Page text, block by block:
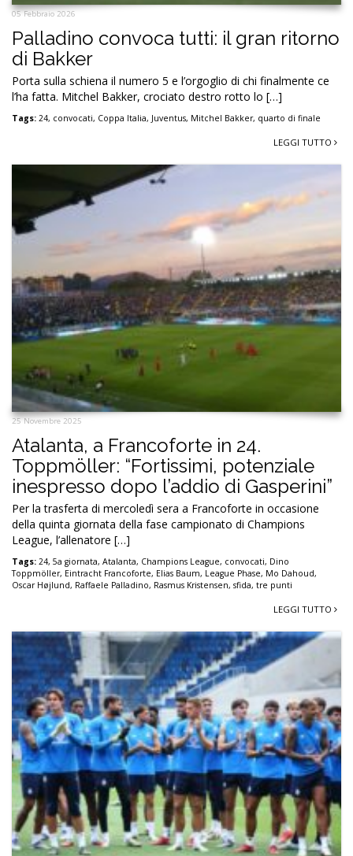
05 Febbraio 2026
Palladino convoca tutti: il gran ritorno
di Bakker
Porta sulla schiena il numero 5 e l’orgoglio di chi finalmente ce
l’ha fatta. Mitchel Bakker, crociato destro rotto lo […]
Tags: 24, convocati, Coppa Italia, Juventus, Mitchel Bakker, quarto di finale
LEGGI TUTTO
25 Novembre 2025
Atalanta, a Francoforte in 24.
Toppmöller: “Fortissimi, potenziale
inespresso dopo l’addio di Gasperini”
Per la trasferta di mercoledì sera a Francoforte in occasione
della quinta giornata della fase campionato di Champions
League, l’allenatore […]
Tags: 24, 5a giornata, Atalanta, Champions League, convocati, Dino
Toppmöller, Eintracht Francoforte, Elias Baum, League Phase, Mo Dahoud,
Oscar Højlund, Raffaele Palladino, Rasmus Kristensen, sfida, tre punti
LEGGI TUTTO